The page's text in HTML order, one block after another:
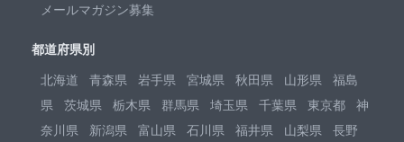
メールマガジン募集
都道府県別
北海道
青森県 岩手県 宮城県 秋田県 山形県
福島
県
茨城県 栃木県 群馬県 埼玉県 千葉県 東京都
神
奈川県
新潟県 富山県 石川県 福井県 山梨県
長野